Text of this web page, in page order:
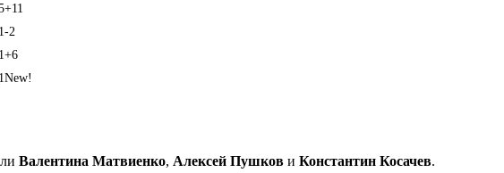
+11
-2
+6
New!
Валентина Матвиенко, Алексей Пушков и Константин Косачев.